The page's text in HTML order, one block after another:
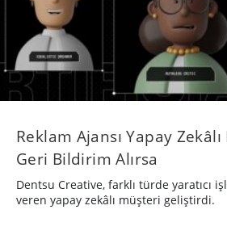
Reklam Ajansı Yapay
Geri Bildirim Alırsa
Dentsu Creative, farklı türde yaratıcı
veren yapay zekâlı müşteri geliştirdi.